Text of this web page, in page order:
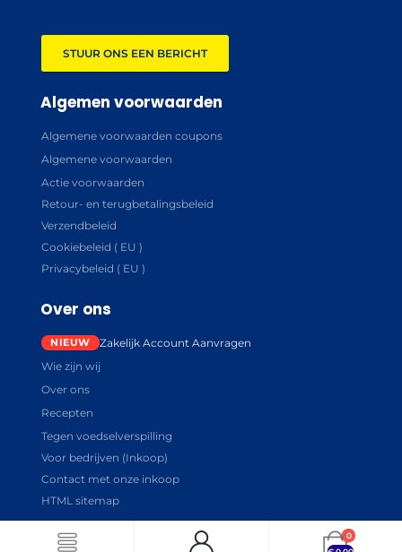
STUUR ONS EEN BERICHT
Algemen voorwaarden
Algemene voorwaarden coupons
Algemene voorwaarden
Actie voorwaarden
Retour- en terugbetalingsbeleid
Verzendbeleid
Cookiebeleid ( EU )
Privacybeleid ( EU )
Over ons
Zakelijk Account Aanvragen
Wie zijn wij
Over ons
Recepten
Tegen voedselverspilling
Voor bedrijven (Inkoop)
Contact met onze inkoop
HTML sitemap
0